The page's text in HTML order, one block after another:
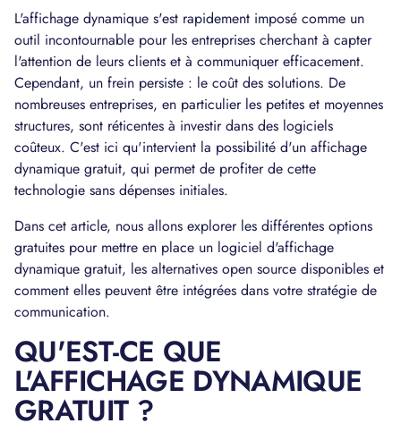
L'affichage dynamique s'est rapidement imposé comme un
outil incontournable pour les entreprises cherchant à capter
l'attention de leurs clients et à communiquer efficacement.
Cependant, un frein persiste : le coût des solutions. De
nombreuses entreprises, en particulier les petites et moyennes
structures, sont réticentes à investir dans des logiciels
coûteux. C'est ici qu'intervient la possibilité d'un affichage
dynamique gratuit, qui permet de profiter de cette
technologie sans dépenses initiales.
Dans cet article, nous allons explorer les différentes options
gratuites pour mettre en place un logiciel d'affichage
dynamique gratuit, les alternatives open source disponibles et
comment elles peuvent être intégrées dans votre stratégie de
communication.
QU'EST-CE QUE
L'AFFICHAGE DYNAMIQUE
GRATUIT ?